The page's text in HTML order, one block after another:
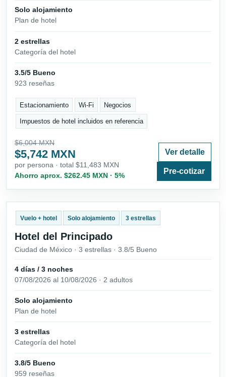
Solo alojamiento
Plan de hotel
2 estrellas
Categoría del hotel
3.5/5 Bueno
923 reseñas
Estacionamiento Wi-Fi Negocios
Impuestos de hotel incluidos en referencia
$6,004 MXN
$5,742 MXN
por persona · total $11,483 MXN
Ahorro aprox. $262.45 MXN · 5%
Ver detalle
Pre-cotizar
Vuelo + hotel Solo alojamiento 3 estrellas
Hotel del Principado
Ciudad de México · 3 estrellas · 3.8/5 Bueno
4 días / 3 noches
07/08/2026 al 10/08/2026 · 2 adultos
Solo alojamiento
Plan de hotel
3 estrellas
Categoría del hotel
3.8/5 Bueno
959 reseñas